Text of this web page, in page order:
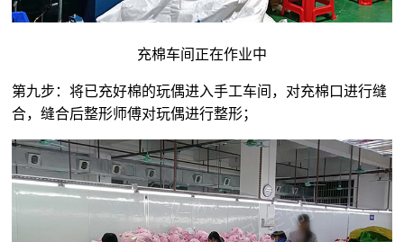
充棉车间正在作业中
第九步：将已充好棉的玩偶进入手工车间，对充棉口进行缝
合，缝合后整形师傅对玩偶进行整形；